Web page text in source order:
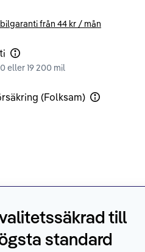
från 44 kr / mån
eller 19 200 mil
(Folksam)
till
standard